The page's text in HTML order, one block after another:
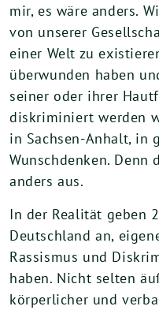
mir, es wäre anders.
von unserer
einer Welt zu
überwunden haben
seiner oder ihrer
diskriminiert werden
in Sachsen-Anhalt, in
Wunschdenken. Denn
anders aus.
In der Realität geben
Deutschland an,
Rassismus und
haben. Nicht selten
körperlicher und